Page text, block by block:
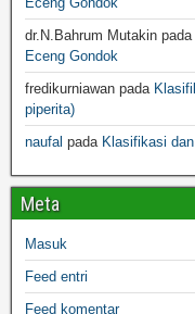
dr.N.Bahrum Mutakin pada
Eceng Gondok
fredikurniawan pada
piperita)
naufal pada Klasifikasi
Meta
Masuk
Feed entri
Feed komentar